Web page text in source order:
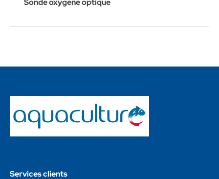
Sonde oxygène optique
Services clients